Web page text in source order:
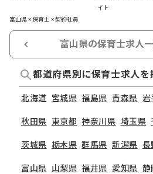
イト
富山県 × 保育士 × 契約社員
富山県の保育士求人
都道府県別に保育士求人を
北海道 宮城県 福島県 青森県 岩
秋田県 東京都 神奈川県 埼玉県
茨城県 栃木県 群馬県 新潟県 長
富山県 山梨県 福井県 愛知県 静